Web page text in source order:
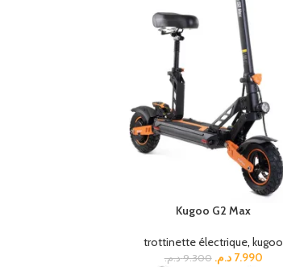
Kugoo G2 Max
trottinette électrique, kugoo
9.300 د.م. 7.990 د.م.